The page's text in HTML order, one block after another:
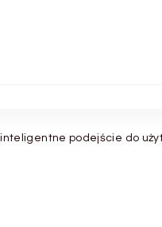
podejście do